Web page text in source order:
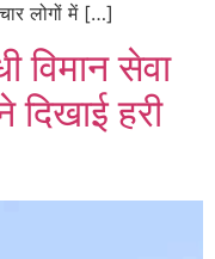
लोगों में […]
विमान सेवा
हरी